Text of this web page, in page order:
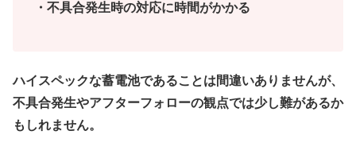
・不具合発生時の対応に時間がかかる
ハイスペックな蓄電池であることは間違いありませんが、
不具合発生やアフターフォローの観点では少し難があるか
もしれません。